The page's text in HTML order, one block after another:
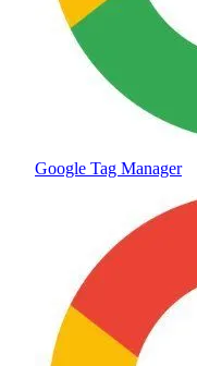
Google Tag Manager